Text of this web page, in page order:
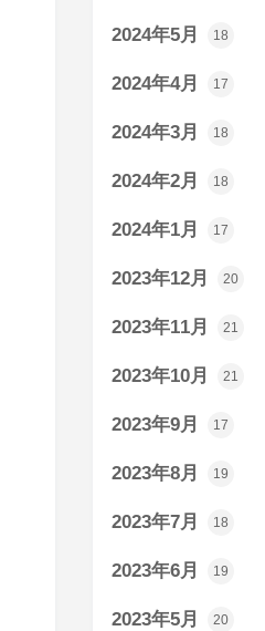
2024年5月 18
2024年4月 17
2024年3月 18
2024年2月 18
2024年1月 17
2023年12月 20
2023年11月 21
2023年10月 21
2023年9月 17
2023年8月 19
2023年7月 18
2023年6月 19
2023年5月 20